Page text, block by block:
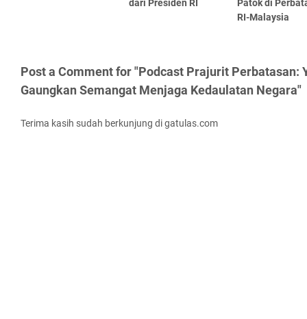
dari Presiden RI
Patok di
RI-Malaysia
Post a Comment for "Podcast Prajurit Perbatasan:
Gaungkan Semangat Menjaga Kedaulatan Negara"
Terima kasih sudah berkunjung di gatulas.com